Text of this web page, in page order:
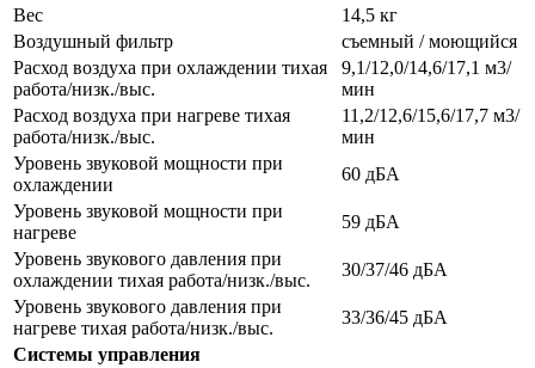
Вес
14,5 кг
Воздушный фильтр
съемный / моющийся
Расход воздуха при охлаждении тихая
работа/низк./выс.
9,1/12,0/14,6/17,1 м3/
мин
Расход воздуха при нагреве тихая
работа/низк./выс.
11,2/12,6/15,6/17,7 м3/
мин
Уровень звуковой мощности при
охлаждении
60 дБA
Уровень звуковой мощности при
нагреве
59 дБA
Уровень звукового давления при
охлаждении тихая работа/низк./выс.
30/37/46 дБA
Уровень звукового давления при
нагреве тихая работа/низк./выс.
33/36/45 дБA
Системы управления